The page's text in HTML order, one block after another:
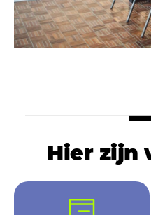
Hier zijn